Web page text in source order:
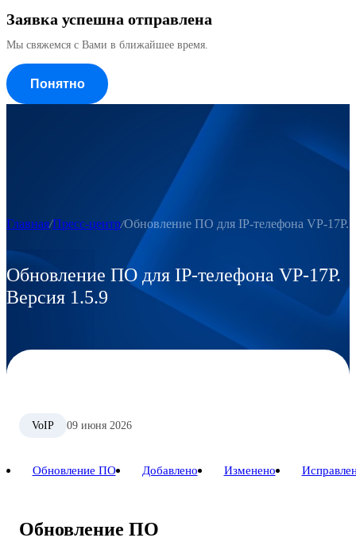
Заявка успешна отправлена
Мы свяжемся с Вами в ближайшее время.
Понятно
Главная Пресс-центр Обновление ПО для IP-телефона VP-17P.
Обновление ПО для IP-телефона VP-17P.
Версия 1.5.9
VoIP 09 июня 2026
Обновление ПО Добавлено Изменено
Обновление ПО